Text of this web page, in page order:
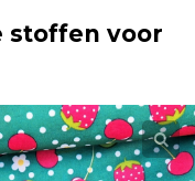
stoffen voor